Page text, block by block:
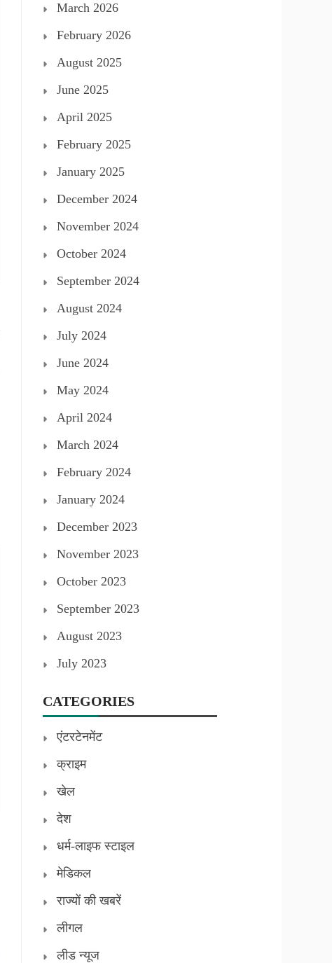
March 2026
February 2026
August 2025
June 2025
April 2025
February 2025
January 2025
December 2024
November 2024
October 2024
September 2024
August 2024
July 2024
June 2024
May 2024
April 2024
March 2024
February 2024
January 2024
December 2023
November 2023
October 2023
September 2023
August 2023
July 2023
CATEGORIES
एंटरटेनमेंट
क्राइम
खेल
देश
धर्म-लाइफ स्टाइल
मेडिकल
राज्यों की खबरें
लीगल
लीड न्यूज